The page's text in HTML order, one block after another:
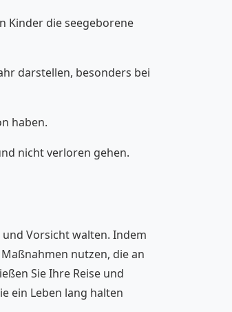
Kinder die seegeborene
darstellen, besonders bei
haben.
nicht verloren gehen.
Vorsicht walten. Indem
nutzen, die an
Sie Ihre Reise und
ein Leben lang halten